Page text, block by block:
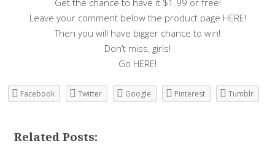
Get the chance to have it $1.99 or free!
Leave your comment below the product page HERE!
Then you will have bigger chance to win!
Don’t miss, girls!
Go HERE!
Facebook Twitter Google Pinterest Tumblr
Related Posts: